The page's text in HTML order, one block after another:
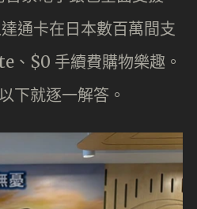
通卡在日本數百萬間支
、$0 手續費購物樂趣。
下就逐一解答。